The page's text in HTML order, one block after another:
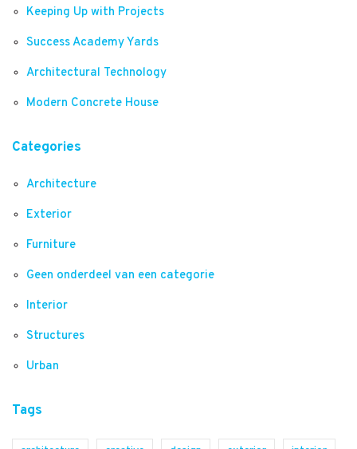
Keeping Up with Projects
Success Academy Yards
Architectural Technology
Modern Concrete House
Categories
Architecture
Exterior
Furniture
Geen onderdeel van een categorie
Interior
Structures
Urban
Tags